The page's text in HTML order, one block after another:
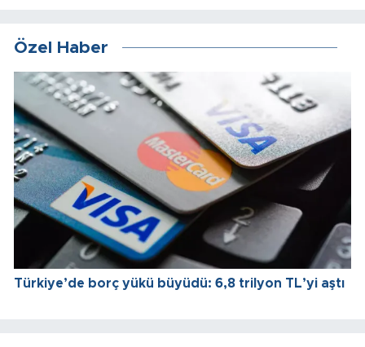
Özel Haber
Türkiye’de borç yükü büyüdü: 6,8 trilyon TL’yi aştı